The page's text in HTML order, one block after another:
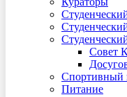
Совет
Спортивный
Питание